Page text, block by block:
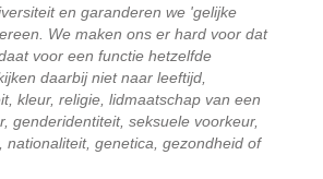
en garanderen we 'gelijke
We maken ons er hard voor dat
voor een functie hetzelfde
daarbij niet naar leeftijd,
kleur, religie, lidmaatschap van een
genderidentiteit, seksuele voorkeur,
nationaliteit, genetica, gezondheid of